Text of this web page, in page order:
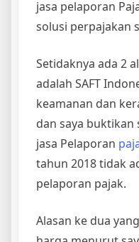
jasa pelaporan
solusi perpajakan
Setidaknya ada 2
adalah SAFT
keamanan dan
dan saya buktikan
jasa Pelaporan
tahun 2018 tidak
pelaporan pajak.
Alasan ke dua